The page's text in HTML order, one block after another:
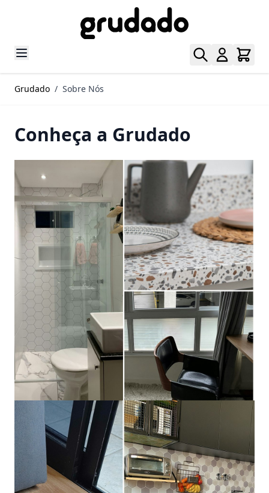
Grudado / Sobre Nós
Conheça a Grudado